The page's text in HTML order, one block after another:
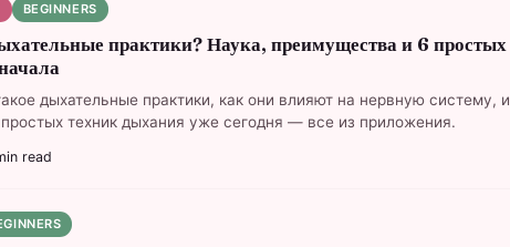
BEGINNERS
практики? Наука, преимущества и 6 простых
дыхательные практики, как они влияют на нервную систему, и
техник дыхания уже сегодня — все из приложения.
read